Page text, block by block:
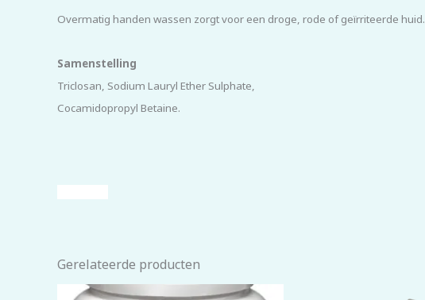
Overmatig handen wassen zorgt voor een droge, rode of geïrriteerde huid.
Samenstelling
Triclosan, Sodium Lauryl Ether Sulphate,
Cocamidopropyl Betaine.
Gerelateerde producten